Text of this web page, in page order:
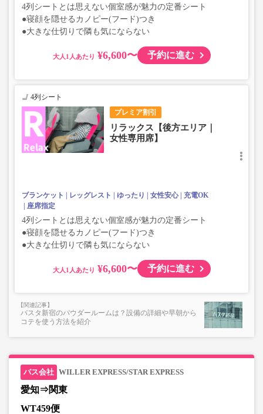
4列シートとは思えない個室感が魅力の定番シート
●寝顔を隠せるカノピー(フード)つき
●大きな仕切りで隣も気にならない
大人 ¥6,600〜 予約に進む
プレミア割引
4列シート
リラックス【後方エリア｜
女性専用席】
ブランケット レッグレスト ゆったり 女性安心
充電OK
座席指定
4列シートとは思えない個室感が魅力の定番シート
●寝顔を隠せるカノピー(フード)つき
●大きな仕切りで隣も気にならない
大人 ¥6,600〜 予約に進む
バスタ新宿のパウダールームは？設備の詳細や早朝から
コテを使う方法を紹介
WILLER EXPRESS/STAR EXPRESS
愛知⇒関東
WT459便